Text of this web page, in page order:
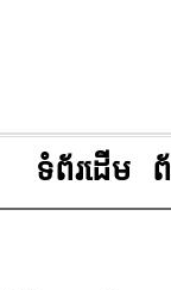
ទំព័រដើម